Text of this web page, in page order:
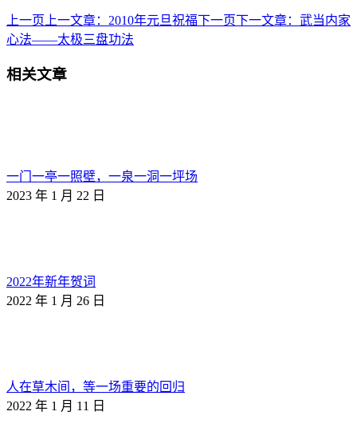
上一页 上一文章： 2010年元旦祝福下一页下一文章： 武当内家
心法――太极三盘功法
相关文章
一门一亭一照壁，一泉一洞一坪场
2023 年 1 月 22 日
2022年新年贺词
2022 年 1 月 26 日
人在草木间，等一场重要的回归
2022 年 1 月 11 日